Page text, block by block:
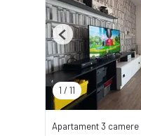
1 / 11
Previous
Apartament 3